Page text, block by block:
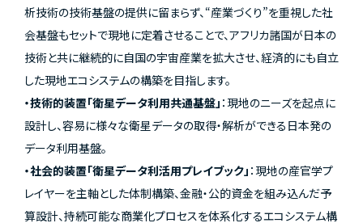
析技術の技術基盤の提供に留まらず、“産業づくり”を重視した社
会基盤もセットで現地に定着させることで、アフリカ諸国が日本の
技術と共に継続的に自国の宇宙産業を拡大させ、経済的にも自立
した現地エコシステムの構築を目指します。
・技術的装置「衛星データ利用共通基盤」 ：現地のニーズを起点に
設計し、容易に様々な衛星データの取得・解析ができる日本発の
データ利用基盤。
・社会的装置「衛星データ利活用プレイブック」 ：現地の産官学プ
レイヤーを主軸とした体制構築、金融・公的資金を組み込んだ予
算設計、持続可能な商業化プロセスを体系化するエコシステム構